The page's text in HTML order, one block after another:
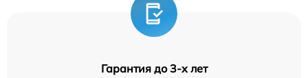
Гарантия до 3-х лет